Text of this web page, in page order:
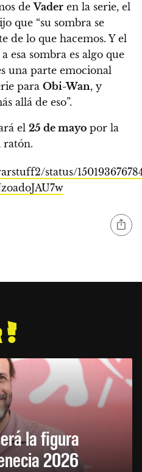
deVader en la serie, el
que “su sombra se
de lo que hacemos. Y el
esa sombra es algo que
una parte emocional
para Obi-Wan, y
allá de eso”.
el 25 de mayo por la
status/
la figura
2026